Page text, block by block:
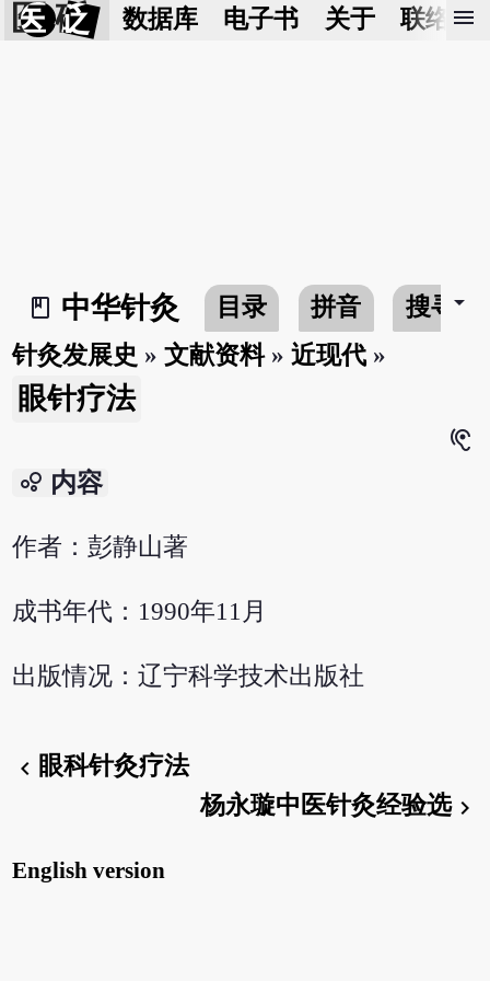
医 砭 数据库 电子书 关于 联络我
menu
book_2
中华针灸 目录 拼音 搜寻arrow_drop_down
针灸发展史 »文献资料»近现代 »
眼针疗法
hearing
bubble_chart 内容
作者：彭静山著
成书年代：1990年11月
出版情况：辽宁科学技术出版社
chevron_left 眼科针灸疗法
杨永璇中医针灸经验选chevron_right
English version